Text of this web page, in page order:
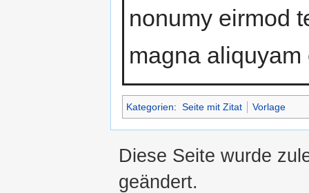
nonumy eirmod
magna
Kategorien: Seite mit Zitat Vorlage
Diese Seite wurde
geändert.